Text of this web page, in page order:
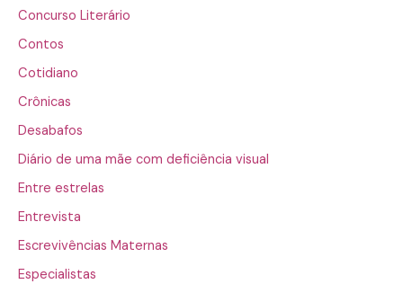
Concurso Literário
Contos
Cotidiano
Crônicas
Desabafos
Diário de uma mãe com deficiência visual
Entre estrelas
Entrevista
Escrevivências Maternas
Especialistas